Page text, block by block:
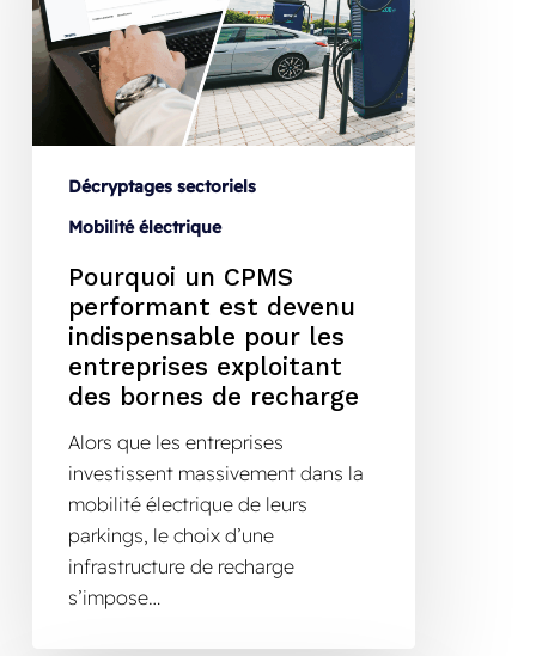
Décryptages sectoriels
Mobilité électrique
Pourquoi un CPMS
performant est devenu
indispensable pour les
entreprises exploitant
des bornes de recharge
Alors que les entreprises
investissent massivement dans la
mobilité électrique de leurs
parkings, le choix d’une
infrastructure de recharge
s’impose…